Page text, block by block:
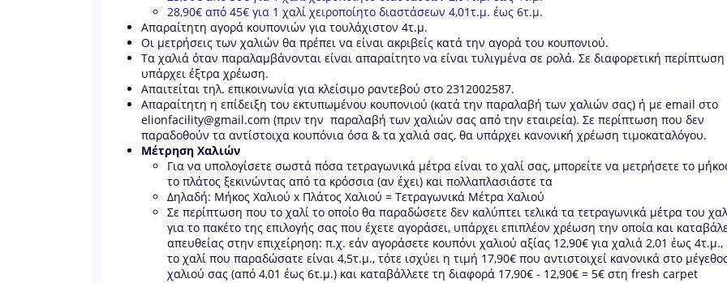
28,90€ από 45€ για 1 χαλί χειροποίητο διαστάσεων 4,01τ.μ. έως 6τ.μ.
Απαραίτητη αγορά κουπονιών για τουλάχιστον 4τ.μ.
Οι μετρήσεις των χαλιών θα πρέπει να είναι ακριβείς κατά την αγορά του κουπονιού.
Τα χαλιά όταν παραλαμβάνονται είναι απαραίτητο να είναι τυλιγμένα σε ρολά. Σε διαφορετική περίπτωση
υπάρχει έξτρα χρέωση.
Απαιτείται τηλ. επικοινωνία για κλείσιμο ραντεβού στο 2312002587.
Απαραίτητη η επίδειξη του εκτυπωμένου κουπονιού (κατά την παραλαβή των χαλιών σας) ή με email στο
elionfacility@gmail.com (πριν την παραλαβή των χαλιών σας από την εταιρεία). Σε περίπτωση που δεν
παραδοθούν τα αντίστοιχα κουπόνια όσα & τα χαλιά σας, θα υπάρχει κανονική χρέωση τιμοκαταλόγου.
Μέτρηση Χαλιών
Για να υπολογίσετε σωστά πόσα τετραγωνικά μέτρα είναι το χαλί σας, μπορείτε να μετρήσετε το
το πλάτος ξεκινώντας από τα κρόσσια (αν έχει) και πολλαπλασιάστε τα
Δηλαδή: Μήκος Χαλιού x Πλάτος Χαλιού = Τετραγωνικά Μέτρα Χαλιού
Σε περίπτωση που το χαλί το οποίο θα παραδώσετε δεν καλύπτει τελικά τα τετραγωνικά μέτρα του
για το πακέτο της επιλογής σας που έχετε αγοράσει, υπάρχει επιπλέον χρέωση την οποία και
απευθείας στην επιχείρηση: π.χ. εάν αγοράσετε κουπόνι χαλιού αξίας 12,90€ για χαλιά 2,01 έως 4τ.μ.,
το χαλί που παραδώσατε είναι 4,5τ.μ., τότε ισχύει η τιμή 17,90€ που αντιστοιχεί κανονικά στο
χαλιού σας (από 4,01 έως 6τ.μ.) και καταβάλλετε τη διαφορά 17,90€ - 12,90€ = 5€ στη fresh carpet